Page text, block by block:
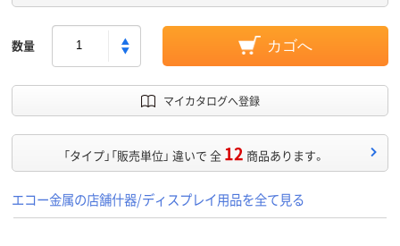
数量 カゴへ
マイカタログへ登録
「タイプ」「販売単位」 違いで 全 12 商品あります。
エコー金属の店舗什器/ディスプレイ用品を全て見る